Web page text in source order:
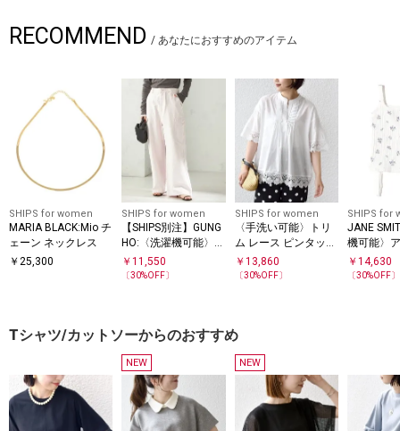
RECOMMEND / あなたにおすすめのアイテム
SHIPS for women
MARIA BLACK:Mio チ
ェーン ネックレス
￥ 25,300
SHIPS for women
【SHIPS別注】GUNG
HO:〈洗濯機可能〉パ
ラシュート パンツ
￥11,550
〔30%OFF〕
SHIPS for women
〈手洗い可能〉トリ
ム レース ピンタック
スキッパー ブラウス
￥ 13,860
〔30%OFF〕
SHIPS for
JANE
機可能〉
リブ フラ
ソール
￥14,630
〔30%OFF〕
Tシャツ/カットソーからのおすすめ
NEW NEW